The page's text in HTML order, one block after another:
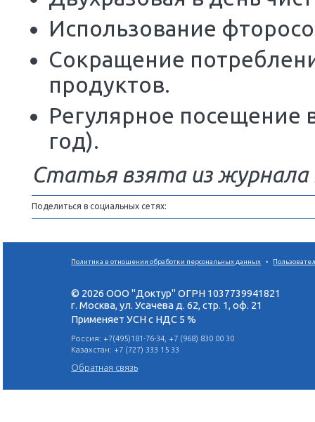
Сохранение
и недостаточное
вызывают
кисло-
выводится все
структура
рекомендуется:
Использование
Сокращение
продуктов.
Регулярное